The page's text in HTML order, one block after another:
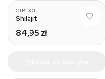
CIBDOL
Shilajit
84,95 zł